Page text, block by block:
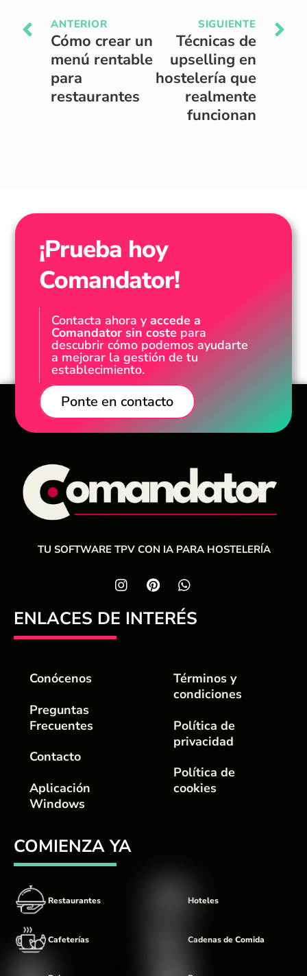
ANTERIOR
Cómo crear un
menú rentable
para
restaurantes
SIGUIENTE
Técnicas de
upselling en
hostelería que
realmente
funcionan
¡Prueba hoy
Comandator!
Contacta ahora yaccede a
Comandator sin coste para
descubrir cómo podemos ayudarte
a mejorar la gestión de tu
establecimiento.
Ponte en contacto
TU SOFTWARE TPV CON IA PARA HOSTELERÍA
ENLACES DE INTERÉS
Conócenos
Preguntas
Frecuentes
Contacto
Aplicación
Windows
Términos y
condiciones
Política de
privacidad
Política de
cookies
COMIENZA YA
Restaurantes
Cafeterías
Hoteles
Cadenas de Comida